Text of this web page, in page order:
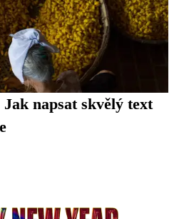
Jak napsat skvělý text